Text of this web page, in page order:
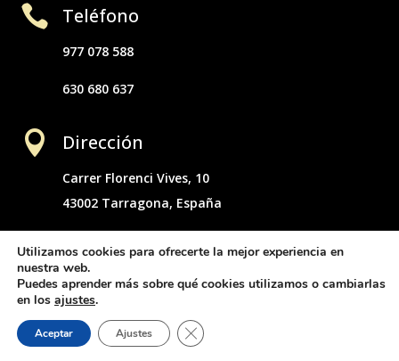
 Teléfono
977 078 588
630 680 637
 Dirección
Carrer Florenci Vives, 10
43002 Tarragona, España
 Email
info@odontologosdiso.com
 Redes sociales
Utilizamos cookies para ofrecerte la mejor experiencia en
nuestra web.
Puedes aprender más sobre qué cookies utilizamos o cambiarlas
en los ajustes.
Aceptar Ajustes Cerrar el banner de cookies RGPD